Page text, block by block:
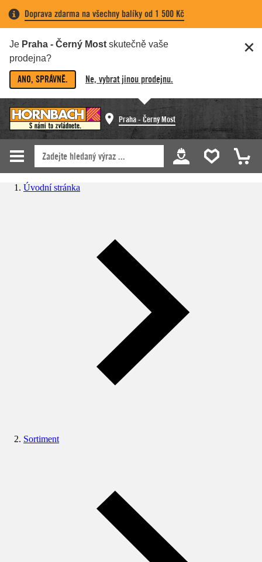
Doprava zdarma na všechny balíky od 1 500 Kč
Je Praha - Černý Most skutečně vaše
prodejna?
ANO, SPRÁVNĚ. Ne, vybrat jinou prodejnu.
Praha - Černý Most
Úvodní stránka
Sortiment